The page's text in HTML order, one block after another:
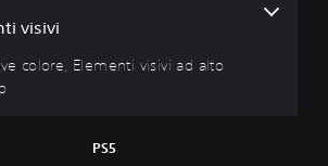
visivi
colore, Elementi visivi ad alto
PS5